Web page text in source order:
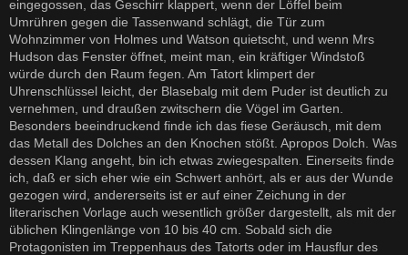
eingegossen, das Geschirr klappert, wenn der Löffel beim
Umrühren gegen die Tassenwand schlägt, die Tür zum
Wohnzimmer von Holmes und Watson quietscht, und wenn Mrs
Hudson das Fenster öffnet, meint man, ein kräftiger Windstoß
würde durch den Raum fegen. Am Tatort klimpert der
Uhrenschlüssel leicht, der Blasebalg mit dem Puder ist deutlich zu
vernehmen, und draußen zwitschern die Vögel im Garten.
Besonders beeindruckend finde ich das fiese Geräusch, mit dem
das Metall des Dolches an den Knochen stößt. Apropos Dolch. Was
dessen Klang angeht, bin ich etwas zwiegespalten. Einerseits finde
ich, daß er sich eher wie ein Schwert anhört, als er aus der Wunde
gezogen wird, andererseits ist er auf einer Zeichung in der
literarischen Vorlage auch wesentlich größer dargestellt, als mit der
üblichen Klingenlänge von 10 bis 40 cm. Sobald sich die
Protagonisten im Treppenhaus des Tatorts oder im Hausflur des